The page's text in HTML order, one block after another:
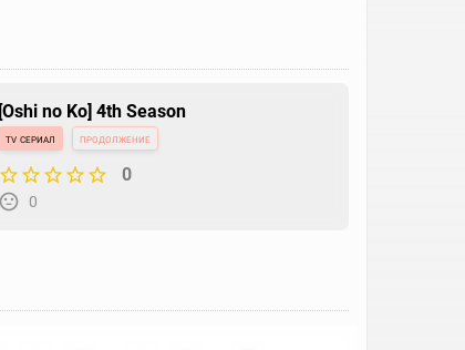
[Oshi no Ko] 4th Season
tv сериал продолжение
0
0